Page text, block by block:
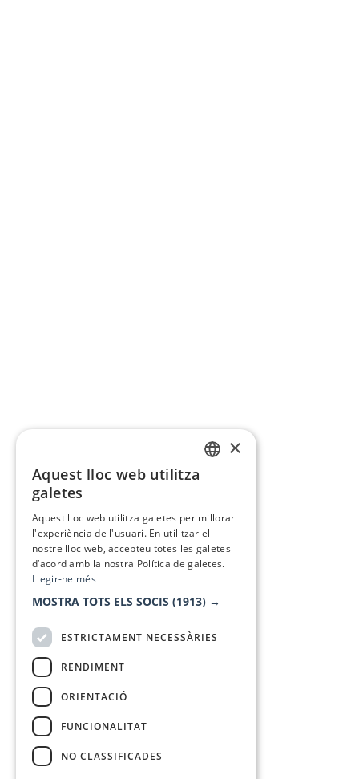
×
Aquest lloc web utilitza
galetes
Aquest lloc web utilitza galetes per millorar
l'experiència de l'usuari. En utilitzar el
nostre lloc web, accepteu totes les galetes
d’acord amb la nostra Política de galetes.
Llegir-ne més
MOSTRA TOTS ELS SOCIS (1913) →
ESTRICTAMENT NECESSÀRIES
RENDIMENT
ORIENTACIÓ
FUNCIONALITAT
NO CLASSIFICADES